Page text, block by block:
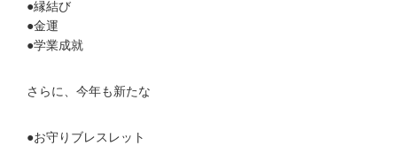
●縁結び
●金運
●学業成就
さらに、今年も新たな
●お守りブレスレット